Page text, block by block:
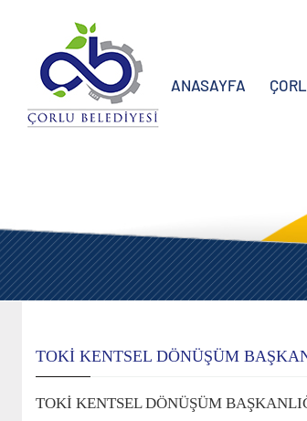
ANASAYFA
TOKİ KENTSEL DÖNÜŞÜM
TOKİ KENTSEL DÖNÜŞÜM